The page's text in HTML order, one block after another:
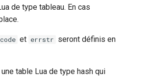
de type tableau. En cas
et errstr seront définis en
table Lua de type hash qui